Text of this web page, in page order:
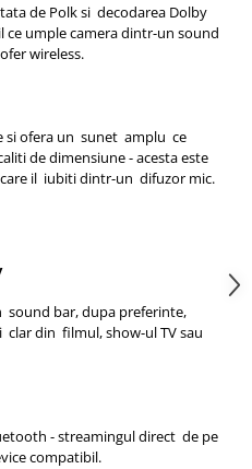
de Polk si decodarea Dolby
ce umple camera dintr-un sound
wireless.
si ofera un sunet amplu ce
de dimensiune - acesta este
il iubiti dintr-un difuzor mic.
sound bar, dupa preferinte,
din filmul, show-ul TV sau
- streamingul direct de pe
compatibil.